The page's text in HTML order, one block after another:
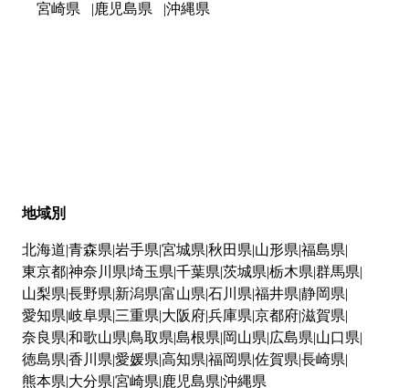
宮崎県
鹿児島県 沖縄県
地域別
北海道 青森県 岩手県 宮城県 秋田県 山形県 福島県
東京都神奈川県 埼玉県 千葉県 茨城県 栃木県 群馬県
山梨県 長野県 新潟県 富山県 石川県 福井県 静岡県
愛知県 岐阜県 三重県 大阪府兵庫県 京都府滋賀県
奈良県 和歌山県 鳥取県 島根県 岡山県 広島県 山口県
徳島県 香川県 愛媛県 高知県 福岡県 佐賀県 長崎県
熊本県 大分県 宮崎県 鹿児島県 沖縄県